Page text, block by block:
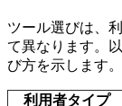
ツール選びは、
て異なります。
び方を示します。
利用者タイプ